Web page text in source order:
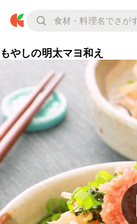
もやしの明太マヨ和え